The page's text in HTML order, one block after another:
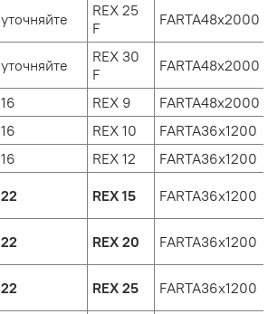
уточняйте
REX 25
F
FARTA48x2000
уточняйте
REX 30
F
FARTA48x2000
16 REX 9 FARTA48x2000
16 REX 10 FARTA36x1200
16 REX 12 FARTA36x1200
22 REX 15 FARTA36x1200
22 REX 20 FARTA36x1200
22 REX 25 FARTA36x1200